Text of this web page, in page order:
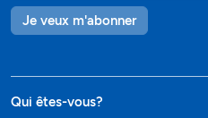
Je veux m'abonner
Qui êtes-vous?